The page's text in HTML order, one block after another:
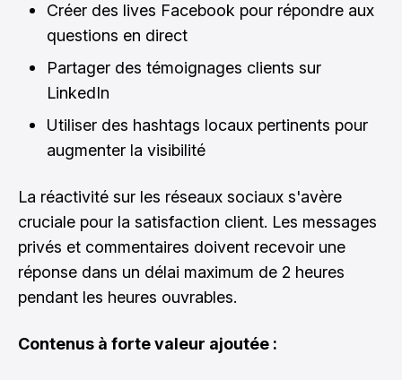
Créer des lives Facebook pour répondre aux
questions en direct
Partager des témoignages clients sur
LinkedIn
Utiliser des hashtags locaux pertinents pour
augmenter la visibilité
La réactivité sur les réseaux sociaux s'avère
cruciale pour la satisfaction client. Les messages
privés et commentaires doivent recevoir une
réponse dans un délai maximum de 2 heures
pendant les heures ouvrables.
Contenus à forte valeur ajoutée :